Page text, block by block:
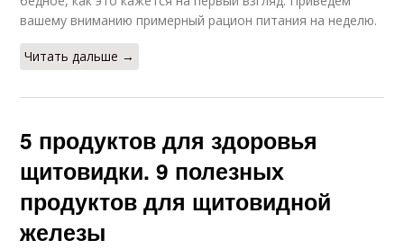
вашему вниманию примерный рацион питания на неделю.
Читать дальше →
5 продуктов для здоровья
щитовидки. 9 полезных
продуктов для щитовидной
железы